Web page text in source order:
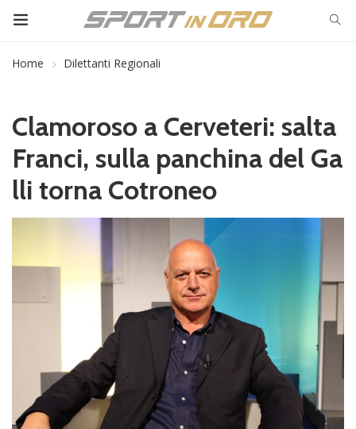
Home Dilettanti Regionali
Clamoroso a Cerveteri: salta
Franci, sulla panchina del Ga
lli torna Cotroneo